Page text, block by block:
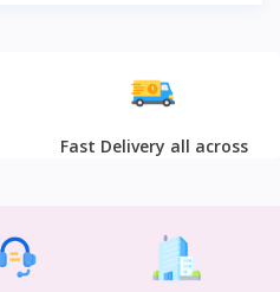
Fast Delivery all across